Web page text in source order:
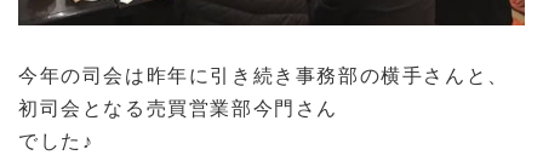
今年の司会は昨年に引き続き事務部の横手さんと、
初司会となる売買営業部今門さん
でした♪